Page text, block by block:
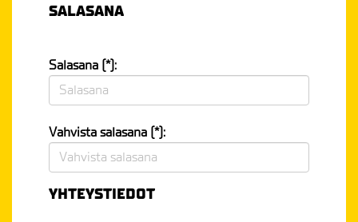
SALASANA
Salasana (*):
Vahvista salasana (*):
YHTEYSTIEDOT